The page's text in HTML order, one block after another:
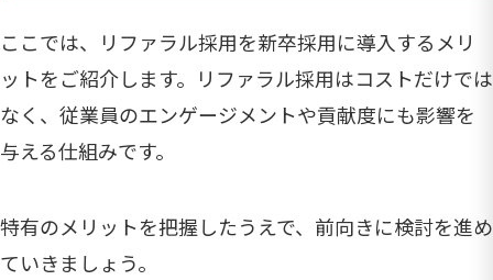
ここでは、リファラル採用を新卒採用に導入するメリ
ットをご紹介します。リファラル採用はコストだけでは
なく、従業員のエンゲージメントや貢献度にも影響を
与える仕組みです。
特有のメリットを把握したうえで、前向きに検討を進め
ていきましょう。